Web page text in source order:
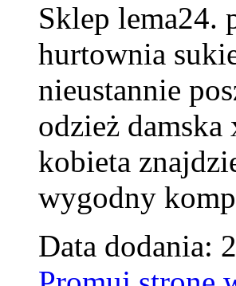
Sklep lema24.
hurtownia
nieustannie
odzież
kobieta
wygodny
Data dodania: